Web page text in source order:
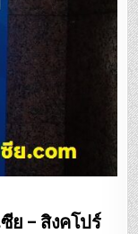
ย – สิงคโปร์